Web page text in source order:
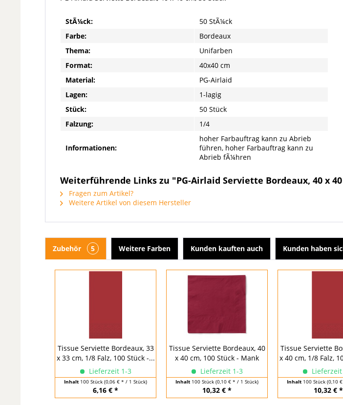
StÃ¼ck:
50 StÃ¼ck
Farbe:
Bordeaux
Thema:
Unifarben
Format:
40x40 cm
Material:
PG-Airlaid
Lagen:
1-lagig
Stück:
50 Stück
Falzung:
1/4
Informationen:
hoher Farbauftrag kann zu Abrieb
führen, hoher Farbauftrag kann zu
Abrieb fÃ¼hren
Weiterführende Links zu "PG-Airlaid Serviette Bordeaux, 40 x
Fragen zum Artikel?
Weitere Artikel von diesem Hersteller
Zubehör 5 Weitere Farben Kunden kauften auch Kunden haben
Tissue Serviette Bordeaux, 33
x 33 cm, 1/8 Falz, 100 Stück -...
Lieferzeit 1-3
Inhalt 100 Stück (0,06 € * / 1 Stück)
6,16 € *
Tissue Serviette Bordeaux, 40
x 40 cm, 100 Stück - Mank
Lieferzeit 1-3
Inhalt 100 Stück (0,10 € * / 1 Stück)
10,32 € *
Tissue Serviette
x 40 cm, 1/8 Falz,
Inhalt 100 Stück (0,10
10,32 € *